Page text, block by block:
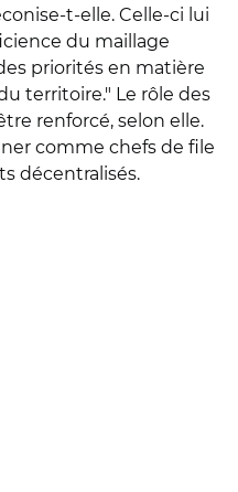
t-elle. Celle-ci lui
du maillage
priorités en matière
territoire." Le rôle des
renforcé, selon elle.
comme chefs de file
décentralisés.